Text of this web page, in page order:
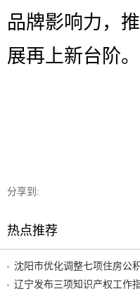
品牌影响力，
展再上新台阶。
分享到:
热点推荐
沈阳市优化调整七项住房公
辽宁发布三项知识产权工作指